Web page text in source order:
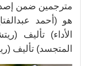
هو (أحمد
الأداء) تأليف
المتجسد) تأليف